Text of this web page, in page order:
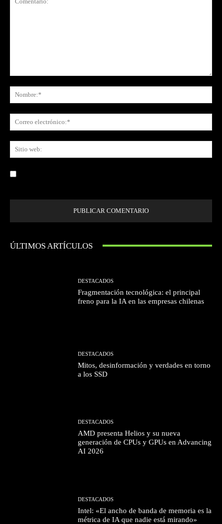
ÚLTIMOS ARTÍCULOS
DESTACADOS
Fragmentación tecnológica: el principal
freno para la IA en las empresas chilenas
DESTACADOS
Mitos, desinformación y verdades en torno
a los SSD
DESTACADOS
AMD presenta Helios y su nueva
generación de CPUs y GPUs en Advancing
AI 2026
DESTACADOS
Intel: «El ancho de banda de memoria es la
métrica de IA que nadie está mirando»